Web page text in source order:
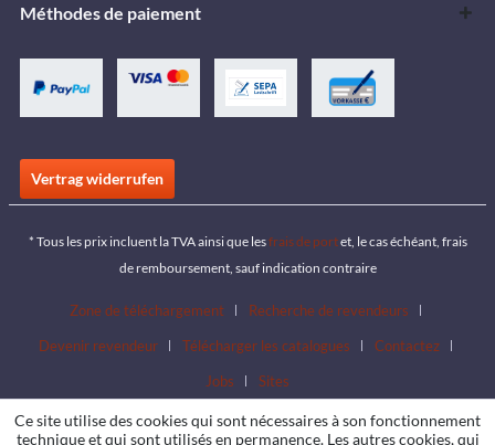
Méthodes de paiement
Vertrag widerrufen
* Tous les prix incluent la TVA ainsi que lesfrais de portet, le cas échéant, frais
de remboursement, sauf indication contraire
Zone de téléchargement
Recherche de revendeurs
Devenir revendeur
Télécharger les catalogues
Contactez
Jobs
Sites
Ce site utilise des cookies qui sont nécessaires à son fonctionnement
technique et qui sont utilisés en permanence. Les autres cookies, qui